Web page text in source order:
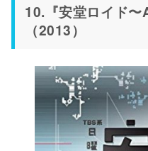
10.『安堂ロイド
（2013）